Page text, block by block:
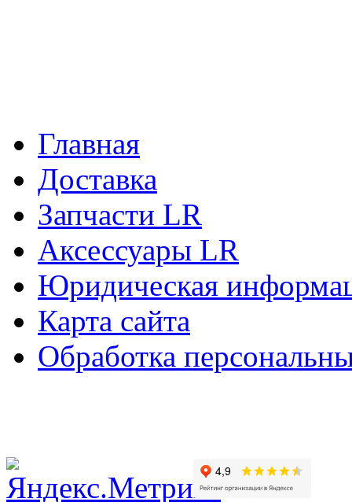
Главная
Доставка
Запчасти LR
Аксессуары LR
Юридическая
Карта сайта
Обработка